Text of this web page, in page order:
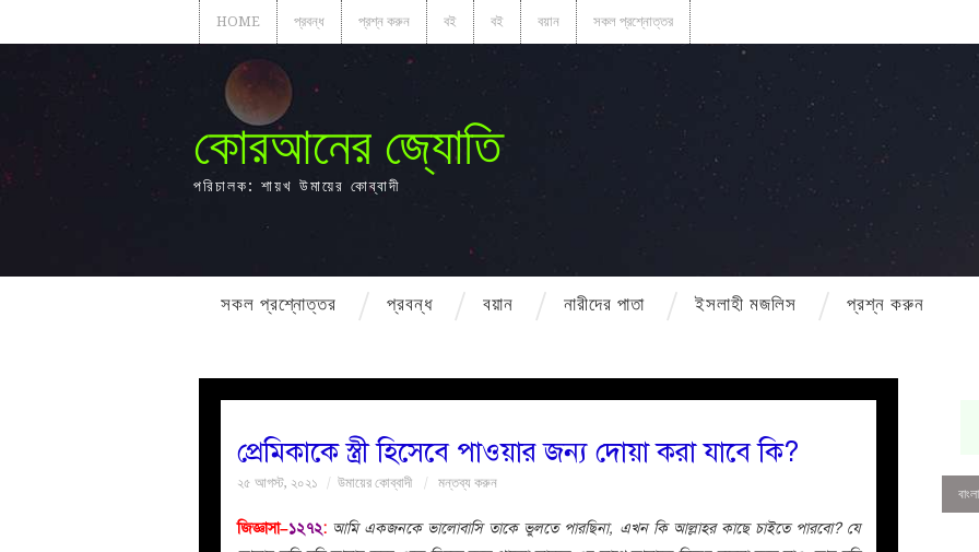
HOME প্রবন্ধ প্রশ্ন করুন বই বই বয়ান সকল প্রশ্নোত্তর
কোরআনের জ্যোতি
পরিচালক: শায়খ উমায়ের কোব্বাদী
সকল প্রশ্নোত্তর প্রবন্ধ বয়ান নারীদের পাতা ইসলাহী মজলিস প্রশ্ন করুন
প্রেমিকাকে স্ত্রী হিসেবে পাওয়ার জন্য দোয়া করা যাবে কি?
২৫ আগস্ট, ২০২১ উমায়ের কোব্বাদী মন্তব্য করুন
জিজ্ঞাসা–১২৭২: আমি একজনকে ভালোবাসি তাকে ভুলতে পারছিনা, এখন কি আল্লাহর কাছে চাইতে পারবো? যে